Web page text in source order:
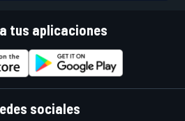
tus aplicaciones
sociales